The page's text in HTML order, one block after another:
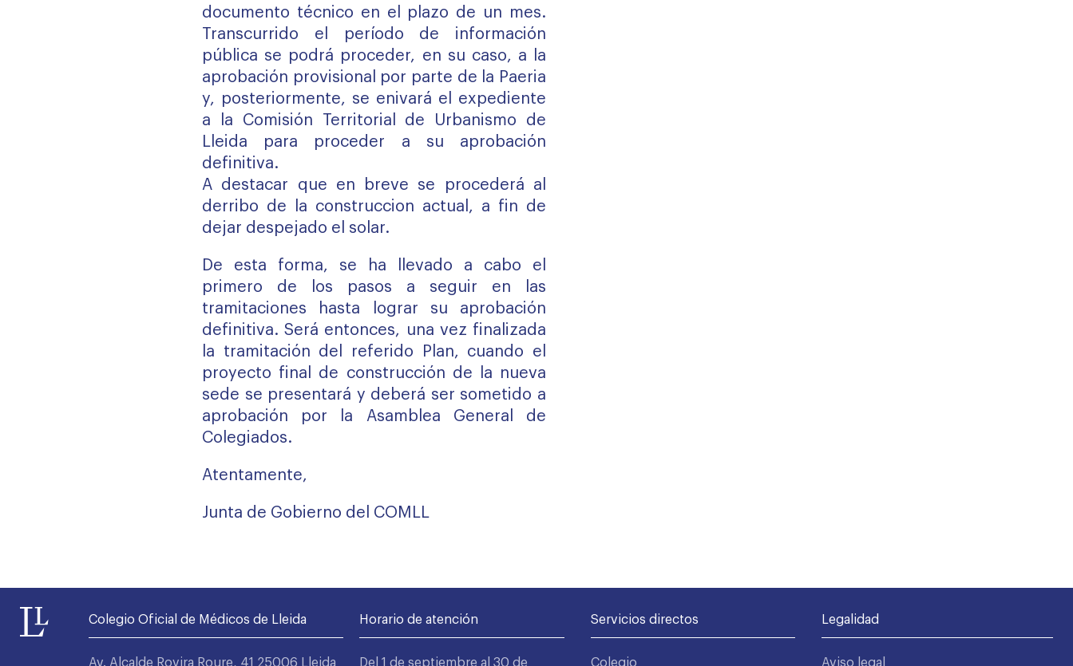
documento técnico en el plazo de un mes.
Transcurrido el período de información
pública se podrá proceder, en su caso, a la
aprobación provisional por parte de la Paeria
y, posteriormente, se enivará el expediente
a la Comisión Territorial de Urbanismo de
Lleida para proceder a su aprobación
definitiva.
A destacar que en breve se procederá al
derribo de la construccion actual, a fin de
dejar despejado el solar.
De esta forma, se ha llevado a cabo el
primero de los pasos a seguir en las
tramitaciones hasta lograr su aprobación
definitiva. Será entonces, una vez finalizada
la tramitación del referido Plan, cuando el
proyecto final de construcción de la nueva
sede se presentará y deberá ser sometido a
aprobación por la Asamblea General de
Colegiados.
Atentamente,
Junta de Gobierno del COMLL
Colegio Oficial de Médicos de Lleida
Av. Alcalde Rovira Roure, 41 25006 Lleida
Horario de atención
Del 1 de septiembre al 30 de
Servicios directos
Colegio
Legalidad
Aviso legal